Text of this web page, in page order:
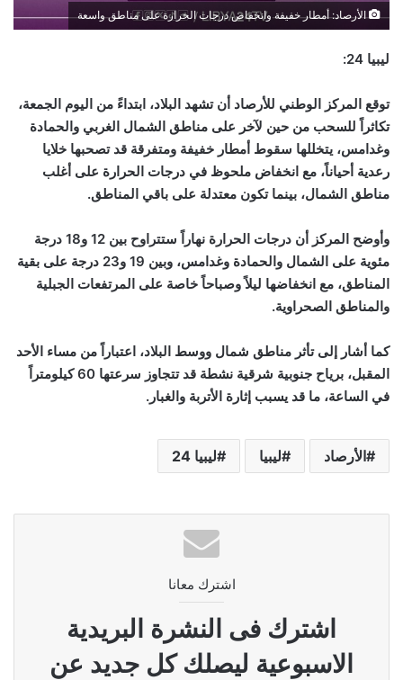
الأرصاد: أمطار خفيفة وانخفاض درجات الحرارة على مناطق واسعة
ليبيا 24:
توقع المركز الوطني للأرصاد أن تشهد البلاد، ابتداءً من اليوم الجمعة،
تكاثراً للسحب من حين لآخر على مناطق الشمال الغربي والحمادة
وغدامس، يتخللها سقوط أمطار خفيفة ومتفرقة قد تصحبها خلايا
رعدية أحياناً، مع انخفاض ملحوظ في درجات الحرارة على أغلب
مناطق الشمال، بينما تكون معتدلة على باقي المناطق.
وأوضح المركز أن درجات الحرارة نهاراً ستتراوح بين 12 و18 درجة
مئوية على الشمال والحمادة وغدامس، وبين 19 و23 درجة على بقية
المناطق، مع انخفاضها ليلاً وصباحاً خاصة على المرتفعات الجبلية
والمناطق الصحراوية.
كما أشار إلى تأثر مناطق شمال ووسط البلاد، اعتباراً من مساء الأحد
المقبل، برياح جنوبية شرقية نشطة قد تتجاوز سرعتها 60 كيلومتراً
في الساعة، ما قد يسبب إثارة الأتربة والغبار.
الأرصاد ليبيا ليبيا 24
اشترك معانا
اشترك فى النشرة البريدية
الاسبوعية ليصلك كل جديد عن